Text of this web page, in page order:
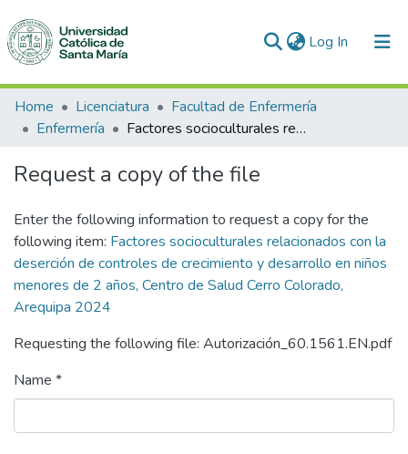
Log In (current)
Communities & Collections
All of DSpace
Statistics
Home Licenciatura
Facultad de Enfermería
Enfermería
Factores socioculturales relacionados con la deserción de controles de crecimiento y desarrollo en niños menores de 2 años, Centro de Salud Cerro Colorado, Arequipa 2024
Request a copy of the file
Enter the following information to request a copy for the
following item: Factores socioculturales relacionados con la
deserción de controles de crecimiento y desarrollo en niños
menores de 2 años, Centro de Salud Cerro Colorado,
Arequipa 2024
Requesting the following file: Autorización_60.1561.EN.pdf
Name *